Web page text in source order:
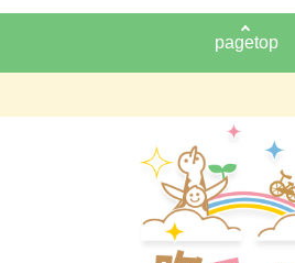
pagetop